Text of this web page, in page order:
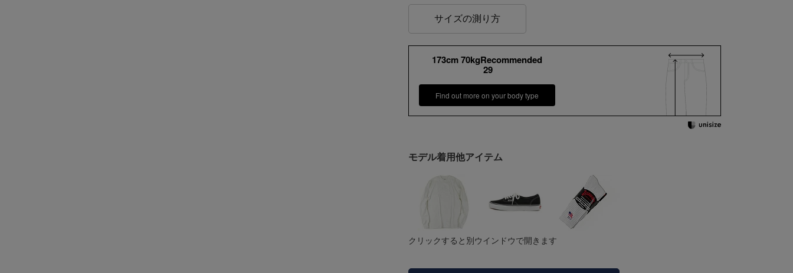
サイズの測り方
173cm 70kgRecommended
29
Find out more on your body type
モデル着用他アイテム
クリックすると別ウインドウで開きます